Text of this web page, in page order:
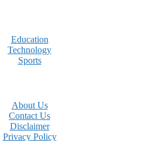
Education
Technology
Sports
About Us
Contact Us
Disclaimer
Privacy Policy